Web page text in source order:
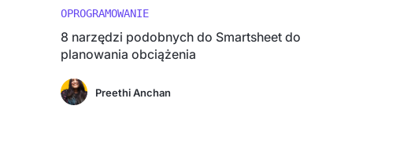
OPROGRAMOWANIE
8 narzędzi podobnych do Smartsheet do
planowania obciążenia
Preethi Anchan